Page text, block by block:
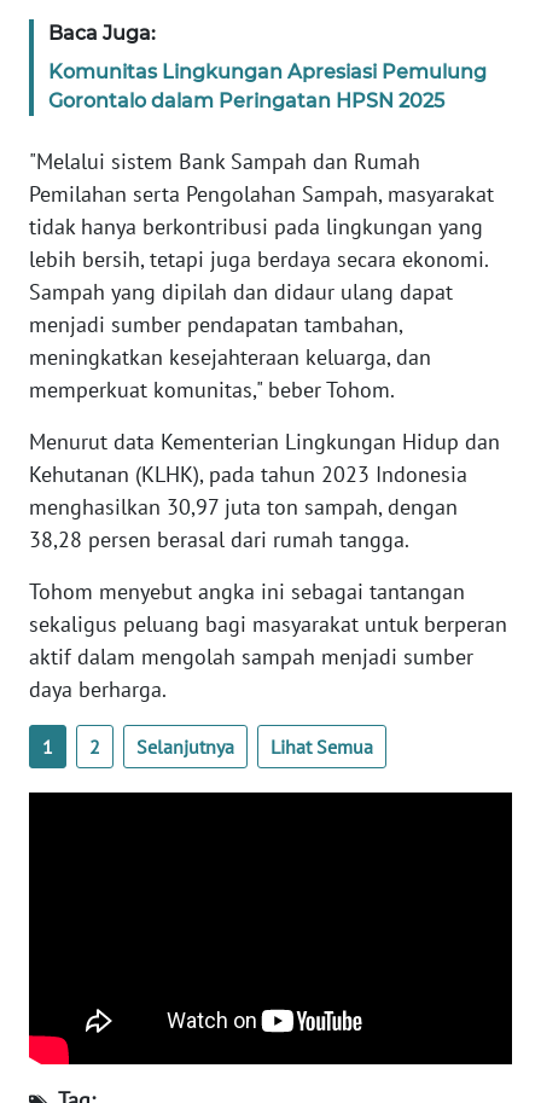
Baca Juga:
Komunitas Lingkungan Apresiasi Pemulung
Gorontalo dalam Peringatan HPSN 2025
"Melalui sistem Bank Sampah dan Rumah
Pemilahan serta Pengolahan Sampah, masyarakat
tidak hanya berkontribusi pada lingkungan yang
lebih bersih, tetapi juga berdaya secara ekonomi.
Sampah yang dipilah dan didaur ulang dapat
menjadi sumber pendapatan tambahan,
meningkatkan kesejahteraan keluarga, dan
memperkuat komunitas," beber Tohom.
Menurut data Kementerian Lingkungan Hidup dan
Kehutanan (KLHK), pada tahun 2023 Indonesia
menghasilkan 30,97 juta ton sampah, dengan
38,28 persen berasal dari rumah tangga.
Tohom menyebut angka ini sebagai tantangan
sekaligus peluang bagi masyarakat untuk berperan
aktif dalam mengolah sampah menjadi sumber
daya berharga.
1 2 Selanjutnya Lihat Semua
WN
BANTEN
NTT
WN
WN
PAPUA
WN
BARAT
WN
RIAU
WN
SERAMBI
WN
WN